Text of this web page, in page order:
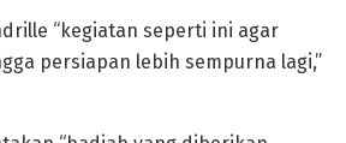
“kegiatan seperti ini agar
persiapan lebih sempurna lagi,”